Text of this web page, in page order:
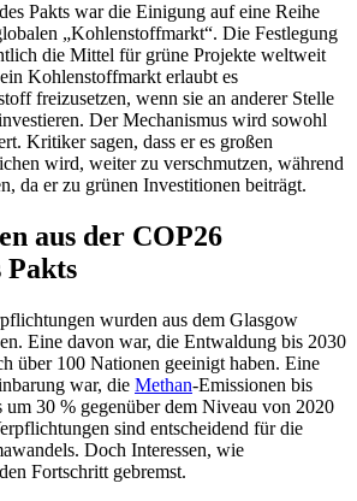
Pakts war die Einigung auf eine Reihe
„Kohlenstoffmarkt“. Die Festlegung
die Mittel für grüne Projekte weltweit
Kohlenstoffmarkt erlaubt es
freizusetzen, wenn sie an anderer Stelle
Der Mechanismus wird sowohl
Kritiker sagen, dass er es großen
wird, weiter zu verschmutzen, während
da er zu grünen Investitionen beiträgt.
aus der COP26
Pakts
wurden aus dem Glasgow
Eine davon war, die Entwaldung bis 2030
über 100 Nationen geeinigt haben. Eine
war, die Methan-Emissionen bis
um 30 % gegenüber dem Niveau von 2020
sind entscheidend für die
Doch Interessen, wie
Fortschritt gebremst.